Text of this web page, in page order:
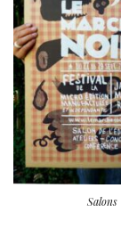
Salons